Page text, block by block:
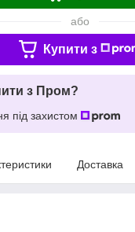
або
Купити з
з Пром?
під захистом
Доставка